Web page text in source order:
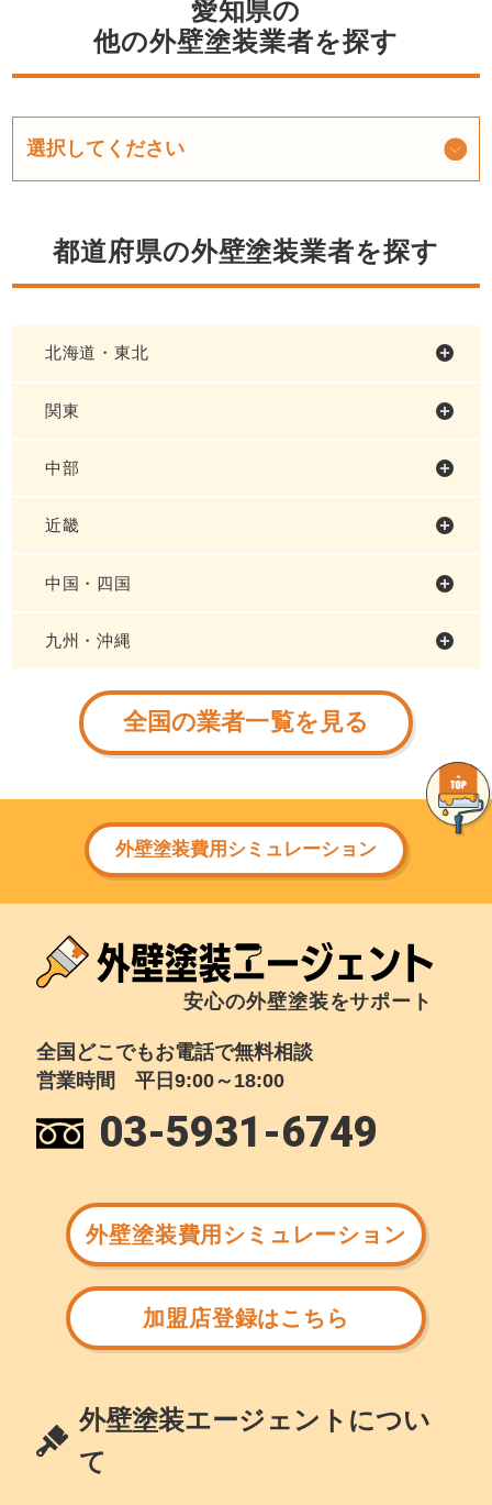
愛知県の
他の外壁塗装業者を探す
都道府県の外壁塗装業者を探す
北海道・東北
関東
中部
近畿
中国・四国
九州・沖縄
全国の業者一覧を見る
外壁塗装費用シミュレーション
安心の外壁塗装をサポート
全国どこでもお電話で無料相談
営業時間 平日9:00～18:00
03-5931-6749
外壁塗装費用シミュレーション
加盟店登録はこちら
外壁塗装エージェントについ
て